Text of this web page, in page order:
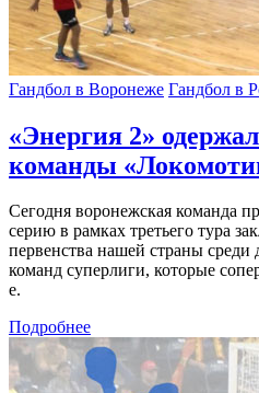
Гандбол в Воронеже Гандбол в
«Энергия 2»
команды
Сегодня воронежская команда
серию в рамках третьего тура
первенства нашей страны
команд суперлиги, которые
е.
Подробнее